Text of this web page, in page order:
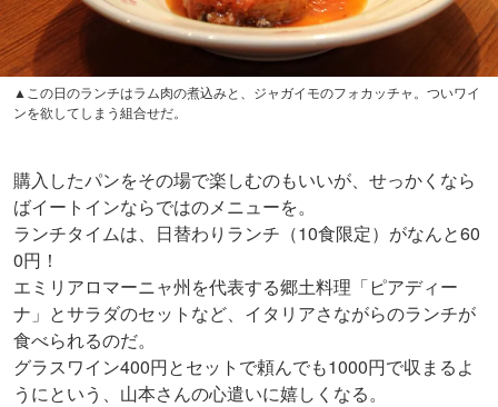
▲この日のランチはラム肉の煮込みと、ジャガイモのフォカッチャ。ついワイ
ンを欲してしまう組合せだ。
購入したパンをその場で楽しむのもいいが、せっかくなら
ばイートインならではのメニューを。
ランチタイムは、日替わりランチ（10食限定）がなんと60
0円！
エミリアロマーニャ州を代表する郷土料理「ピアディー
ナ」とサラダのセットなど、イタリアさながらのランチが
食べられるのだ。
グラスワイン400円とセットで頼んでも1000円で収まるよ
うにという、山本さんの心遣いに嬉しくなる。